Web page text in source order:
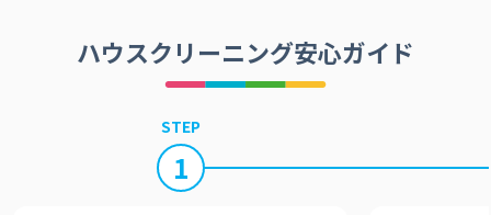
ハウスクリーニング安心ガイド
STEP
1